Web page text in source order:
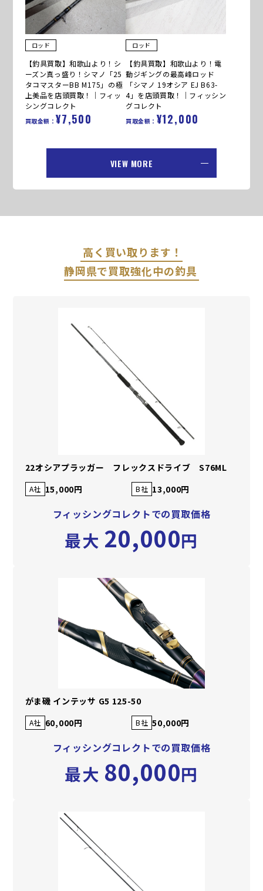
ロッド
【釣具買取】和歌山より！シ
ーズン真っ盛り！シマノ「25
タコマスターBB M175」の極
上美品を店頭買取！｜フィッ
シングコレクト
買取金額： ¥7,500
ロッド
【釣具買取】和歌山より！電
動ジギングの最高峰ロッド
「シマノ 19オシア EJ B63-
4」を店頭買取！｜フィッシン
グコレクト
買取金額： ¥12,000
VIEW MORE
高く買い取ります！
静岡県で買取強化中の釣具
22オシアプラッガー フレックスドライブ S76ML
A社 15,000円 B社 13,000円
フィッシングコレクトでの買取価格
最大 20,000円
がま磯 インテッサ G5 125-50
A社 60,000円 B社 50,000円
フィッシングコレクトでの買取価格
最大 80,000円